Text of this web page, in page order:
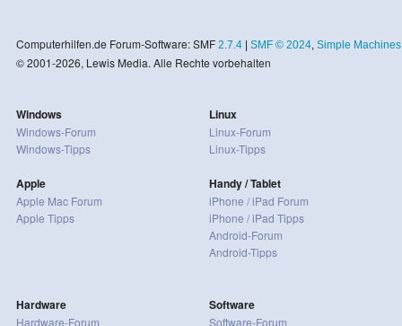
Computerhilfen.de Forum-Software: SMF 2.7.4| SMF © 2024, Simple Machines
© 2001-2026, Lewis Media. Alle Rechte vorbehalten
Windows
Windows-Forum
Windows-Tipps
Apple
Apple Mac Forum
Apple Tipps
Linux
Linux-Forum
Linux-Tipps
Handy / Tablet
iPhone / iPad Forum
iPhone / iPad Tipps
Android-Forum
Android-Tipps
Hardware
Hardware-Forum
Software
Software-Forum